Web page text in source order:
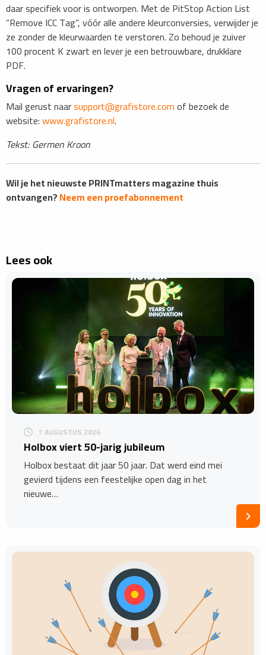
daar specifiek voor is ontworpen. Met de PitStop Action List
“Remove ICC Tag”, vóór alle andere kleurconversies, verwijder je
ze zonder de kleurwaarden te verstoren. Zo behoud je zuiver
100 procent K zwart en lever je een betrouwbare, drukklare
PDF.
Vragen of ervaringen?
Mail gerust naarsupport@grafistore.comof bezoek de
website:www.grafistore.nl.
Tekst: Germen Kroon
Wil je het nieuwste PRINTmatters magazine thuis
ontvangen?Neem een proefabonnement
Lees ook
7 AUGUSTUS 2026
Holbox viert 50-jarig jubileum
Holbox bestaat dit jaar 50 jaar. Dat werd eind mei
gevierd tijdens een feestelijke open dag in het
nieuwe…